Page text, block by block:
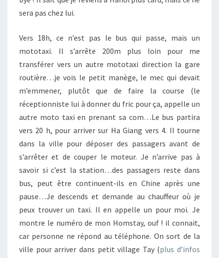
sera pas chez lui.
Vers 18h, ce n’est pas le bus qui passe, mais un
mototaxi. Il s’arrête 200m plus loin pour me
transférer vers un autre mototaxi direction la gare
routière…je vois le petit manège, le mec qui devait
m’emmener, plutôt que de faire la course (le
réceptionniste lui à donner du fric pour ça, appelle un
autre moto taxi en prenant sa com…Le bus partira
vers 20 h, pour arriver sur Ha Giang vers 4. Il tourne
dans la ville pour déposer des passagers avant de
s’arrêter et de couper le moteur. Je n’arrive pas à
savoir si c’est la station…des passagers reste dans
bus, peut être continuent-ils en Chine après une
pause…Je descends et demande au chauffeur où je
peux trouver un taxi. Il en appelle un pour moi. Je
montre le numéro de mon Homstay, ouf ! il connait,
car personne ne répond au téléphone. On sort de la
ville pour arriver dans petit village Tay (plus d’infos